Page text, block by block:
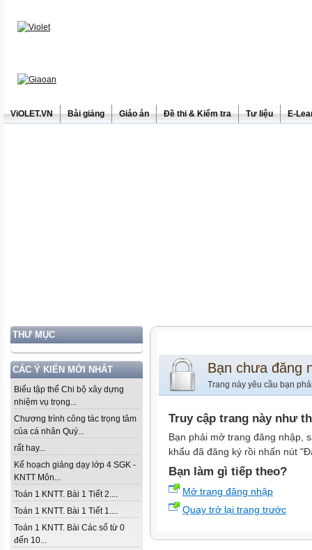
ViOLET.VN Bài giảng Giáo án Đề thi & Kiểm tra Tư liệu E-
THƯ MỤC
CÁC Ý KIẾN MỚI NHẤT
Biểu tập thể Chi bộ xây dựng
nhiệm vụ trọng...
Chương trình công tác trọng tâm
của cá nhân Quý...
rất hay...
Kế hoạch giảng dạy lớp 4 SGK -
KNTT Môn...
Toán 1 KNTT. Bài 1 Tiết 2....
Toán 1 KNTT. Bài 1 Tiết 1....
Toán 1 KNTT. Bài Các số từ 0
đến 10...
Bạn chưa đăng
Trang này yêu cầu bạn
Truy cập trang này như
Bạn phải mở trang đăng nhập,
khẩu đã đăng ký rồi nhấn nút
Bạn làm gì tiếp theo?
Mở trang đăng nhập
Quay trở lại trang trước